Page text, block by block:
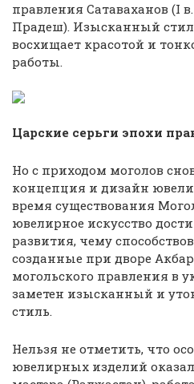
правления Сатаваханов (I
Прадеш). Изысканный
восхищает красотой и
работы.
Царские серьги эпохи
Но с приходом моголов
концепция и дизайн
время существования
ювелирное искусство
развития, чему
созданные при дворе
могольского правления в
заметен изысканный и
стиль.
Нельзя не отметить, что
ювелирных изделий